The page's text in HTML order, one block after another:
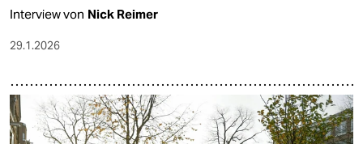
Interview von Nick Reimer
29.1.2026